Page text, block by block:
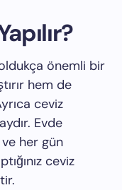
önemli bir
hem de
ceviz
Evde
her gün
ceviz